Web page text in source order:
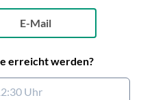
E-Mail
erreicht werden?